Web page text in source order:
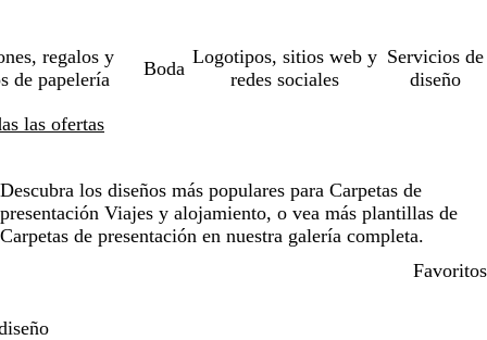
regalos y
de papelería
Boda
Logotipos, sitios web y
redes sociales
Servicios de
diseño
las ofertas
Descubra los diseños más populares para Carpetas de
presentación Viajes y alojamiento, o vea más plantillas de
Carpetas de presentación en nuestra galería completa.
Favoritos